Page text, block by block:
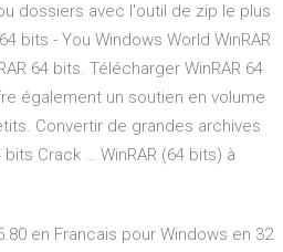
dossiers avec l'outil de zip le plus
bits - You Windows World WinRAR
64 bits. Télécharger WinRAR 64
également un soutien en volume
Convertir de grandes archives
Crack … WinRAR (64 bits) à
en Francais pour Windows en 32